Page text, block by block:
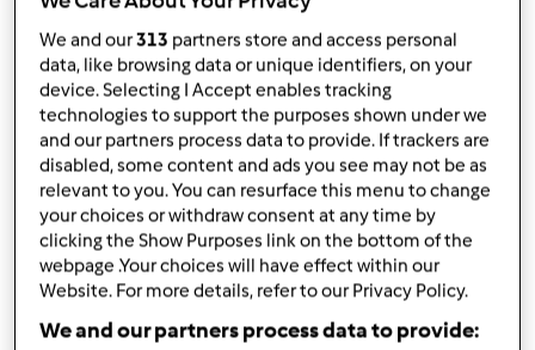
podziel się przepisem
Stwórz wariant
Składniki
CIAST NA PIEROGI
We and our313 partners store and access personal
data, like browsing data or unique identifiers, on your
device. Selecting I Accept enables tracking
technologies to support the purposes shown under we
and our partners process data to provide. If trackers are
disabled, some content and ads you see may not be as
relevant to you. You can resurface this menu to change
your choices or withdraw consent at any time by
clicking the Show Purposes link on the bottom of the
webpage .Your choices will have effect within our
Website. For more details, refer to our Privacy Policy.
We and our partners process data to provide: